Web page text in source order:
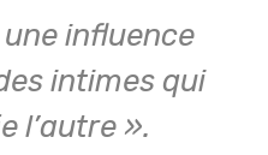
influence
intimes qui
l’autre ».